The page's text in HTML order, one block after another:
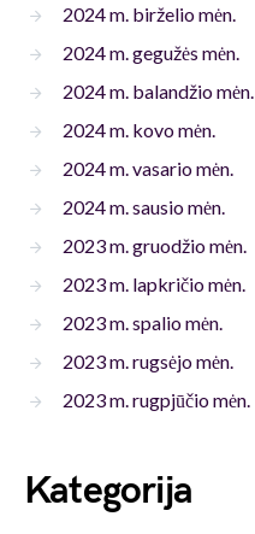
2024 m. birželio mėn.
2024 m. gegužės mėn.
2024 m. balandžio mėn.
2024 m. kovo mėn.
2024 m. vasario mėn.
2024 m. sausio mėn.
2023 m. gruodžio mėn.
2023 m. lapkričio mėn.
2023 m. spalio mėn.
2023 m. rugsėjo mėn.
2023 m. rugpjūčio mėn.
Kategorija